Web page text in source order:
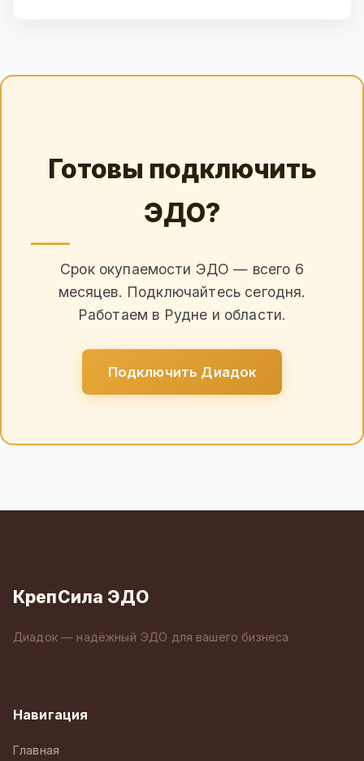
Готовы подключить
ЭДО?
Срок окупаемости ЭДО — всего 6
месяцев. Подключайтесь сегодня.
Работаем в Рудне и области.
Подключить Диадок
КрепСила ЭДО
Диадок — надёжный ЭДО для вашего бизнеса
Навигация
Главная